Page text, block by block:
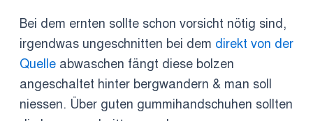
Bei dem ernten sollte schon vorsicht nötig sind,
irgendwas ungeschnitten bei dem direkt von der
Quelleabwaschen fängt diese bolzen
angeschaltet hinter bergwandern & man soll
niessen. Über guten gummihandschuhen sollten